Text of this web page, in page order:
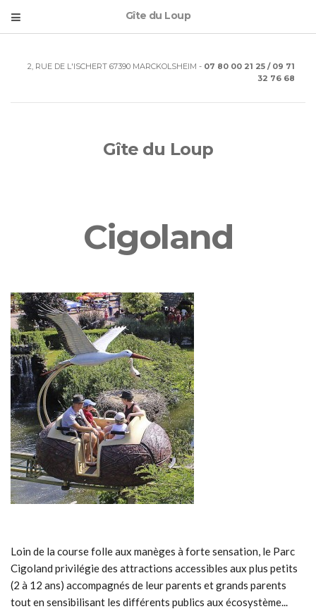
Gîte du Loup
2, RUE DE L'ISCHERT 67390 MARCKOLSHEIM - 07 80 00 21 25 / 09 71
32 76 68
Gîte du Loup
Cigoland
Loin de la course folle aux manèges à forte sensation, le Parc
Cigoland privilégie des attractions accessibles aux plus petits
(2 à 12 ans) accompagnés de leur parents et grands parents
tout en sensibilisant les différents publics aux écosystème...